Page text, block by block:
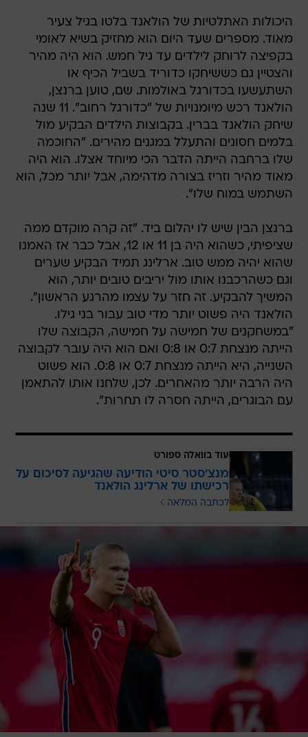
היכולות האתלטיות של הולאנד בלטו בגיל צעיר
מאוד. מספרים שעד היום הוא מחזיק בשיא לאומי
בקפיצה לרוחק לילדים עד גיל חמש. הוא היה מהיר
והצטיין גם כששיחקו כדוריד בשביל הכיף או
השתעשעו בכדורגל באולמות. שם, טוען ברנצן,
הולאנד רכש מיומנויות של "כדורגל רחוב". 11 שנה
שיחק הולאנד בברין. בקבוצות הילדים הבקיע מול
בלמים חסונים והתעלל במגנים מהירים. "החוכמה
שלו ברחבה הייתה הדבר הכי מיוחד אצלו. הוא היה
מאוד מהיר וזריז בצורה מדהימה, אבל יותר מכל, הוא
השתמש במוח שלו".
ברנצן הבין שיש לו יהלום ביד. "זה קרה מוקדם ממה
שציפיתי, כשהוא היה בן 11 או 12, אבל כבר אז האמנו
שהוא יהיה ממש טוב. ארלינג תמיד הבקיע שערים
וגם כשהרכבנו אותו מול יריבים טובים יותר, הוא
המשיך להבקיע. זה חזר על עצמו מהרגע הראשון".
הולאנד היה פשוט יותר מדי טוב עבור בני גילו.
"במשחקנים של חמישה על חמישה, הקבוצה שלו
הייתה מנצחת 0:7 או 0:8 ואם הוא היה עובר לקבוצה
השנייה, היא הייתה מנצחת 0:7 או 0:8. הוא פשוט
היה הרבה יותר מהאחרים. לכן, שלחנו אותו להתאמן
עם הבוגרים, הייתה חסרה לו תחרות".
עוד בוואלה ספורט
מנצ'סטר סיטי הודיעה שהגיעה לסיכום על
רכישתו של ארלינג הולאנד
לכתבה המלאה